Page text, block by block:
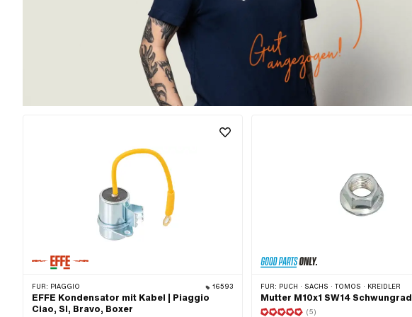
FÜR: PIAGGIO 16593
EFFE Kondensator mit Kabel | Piaggio
Ciao, SI, Bravo, Boxer
FÜR: PUCH · SACHS · TOMOS · KREIDLER
Mutter M10x1 SW14 Schwungrad
(5)